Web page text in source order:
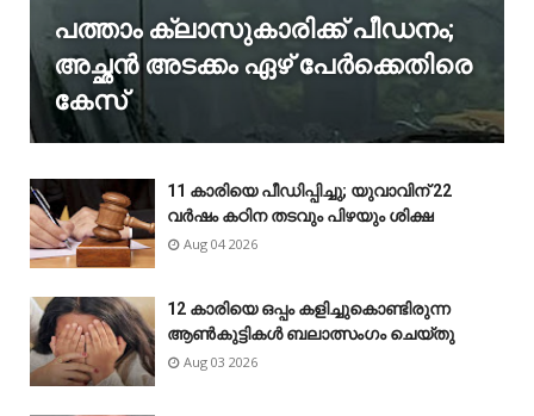
പത്താം ക്ലാസുകാരിക്ക് പീഡനം;
അച്ഛൻ അടക്കം ഏഴ് പേർക്കെതിരെ
കേസ്
11 കാരിയെ പീഡിപ്പിച്ചു; യുവാവിന് 22
വർഷം കഠിന തടവും പിഴയും ശിക്ഷ
Aug 04 2026
12 കാരിയെ ഒപ്പം കളിച്ചുകൊണ്ടിരുന്ന
ആൺകുട്ടികൾ ബലാത്സംഗം ചെയ്‌തു
Aug 03 2026